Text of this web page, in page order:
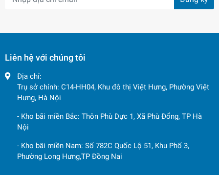
Liên hệ với chúng tôi
Địa chỉ:
Trụ sở chính: C14-HH04, Khu đô thị Việt Hưng, Phường Việt
Hưng, Hà Nội
- Kho bãi miền Bắc: Thôn Phù Dực 1, Xã Phù Đổng, TP Hà
Nội
- Kho bãi miền Nam: Số 782C Quốc Lộ 51, Khu Phố 3,
Phường Long Hưng,TP Đồng Nai